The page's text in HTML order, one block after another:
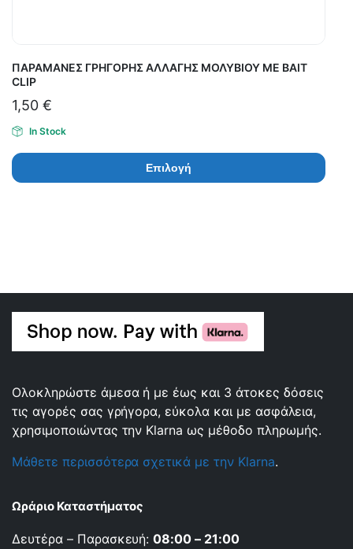
ΠΑΡΑΜΑΝΕΣ ΓΡΗΓΟΡΗΣ ΑΛΛΑΓΗΣ ΜΟΛΥΒΙΟΥ ΜΕ BAIT
CLIP
1,50 €
In Stock
Επιλογή
Ολοκληρώστε άμεσα ή με έως και 3 άτοκες δόσεις
τις αγορές σας γρήγορα, εύκολα και με ασφάλεια,
χρησιμοποιώντας την Klarna ως μέθοδο πληρωμής.
Μάθετε περισσότερα σχετικά με την Klarna.
Ωράριο Καταστήματος
Δευτέρα – Παρασκευή:08:00 – 21:00